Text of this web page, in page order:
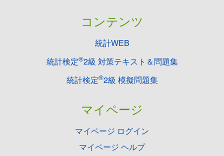
コンテンツ
統計WEB
統計検定®2級 対策テキスト＆問題集
統計検定®2級 模擬問題集
マイページ
マイページ ログイン
マイページ ヘルプ